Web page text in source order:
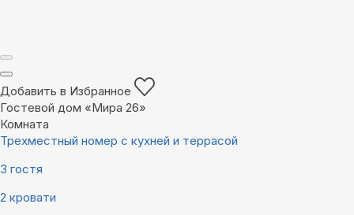
Добавить в Избранное
Гостевой дом «Мира 26»
Комната
Трехместный номер с кухней и террасой
3 гостя
2 кровати